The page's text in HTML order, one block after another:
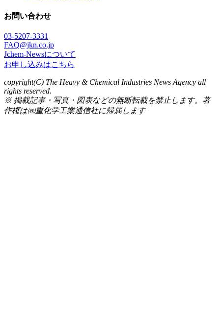
お問い合わせ
03-5207-3331
FAQ@jkn.co.jp
Jchem-Newsについて
お申し込みはこちら
copyright(C) The Heavy & Chemical Industries News Agency all
rights reserved.
※ 掲載記事・写真・図表などの無断転載を禁止します。著
作権は㈱重化学工業通信社に帰属します